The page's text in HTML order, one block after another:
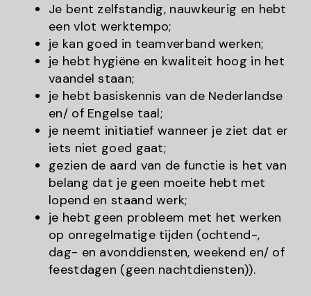
Je bent zelfstandig, nauwkeurig en hebt
een vlot werktempo;
je kan goed in teamverband werken;
je hebt hygiëne en kwaliteit hoog in het
vaandel staan;
je hebt basiskennis van de Nederlandse
en/ of Engelse taal;
je neemt initiatief wanneer je ziet dat er
iets niet goed gaat;
gezien de aard van de functie is het van
belang dat je geen moeite hebt met
lopend en staand werk;
je hebt geen probleem met het werken
op onregelmatige tijden (ochtend-,
dag- en avonddiensten, weekend en/ of
feestdagen (geen nachtdiensten)).